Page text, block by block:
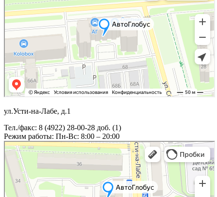
ул.Усти-на-Лабе, д.1
Тел./факс: 8 (4922) 28-00-28 доб. (1)
Режим работы: Пн-Вс: 8:00 – 20:00